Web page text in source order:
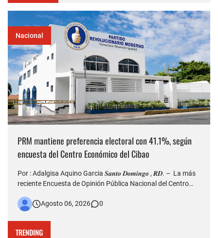
Nacional
PRM mantiene preferencia electoral con 41.1%, según
encuesta del Centro Económico del Cibao
Por : Adalgisa Aquino Garcia 𝑺𝒂𝒏𝒕𝒐 𝑫𝒐𝒎𝒊𝒏𝒈𝒐 , 𝑹𝑫. – La más
reciente Encuesta de Opinión Pública Nacional del Centro
Moderno (PRM) continúa siendo la organización política con
Agosto 06, 2026 0
TRENDING